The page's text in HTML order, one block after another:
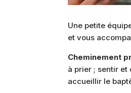
Une petite
et vous
Cheminement
à prier ; sentir
accueillir le